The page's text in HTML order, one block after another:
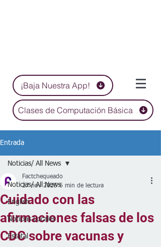
¡Baja Nuestra App!
Clases de Computación Básica
Entrada
Noticias/ All News
English
Noticias Locales
Estatal
Noticias/ All News
Cuidado con las
afirmaciones falsas de los
CDC sobre vacunas y
Factchequeado
27 nov 2025 6 min de lectura